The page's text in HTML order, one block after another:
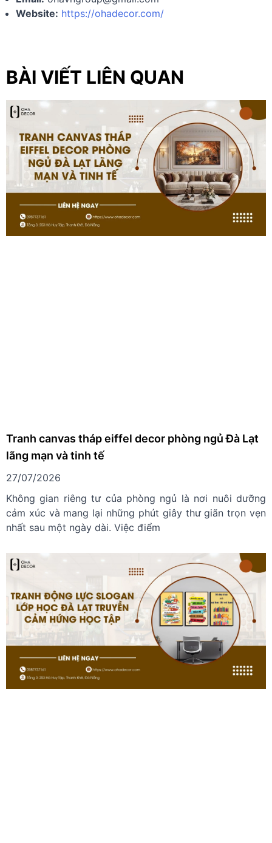
Website: https://ohadecor.com/
BÀI VIẾT LIÊN QUAN
Tranh canvas tháp eiffel decor phòng ngủ Đà Lạt
lãng mạn và tinh tế
27/07/2026
Không gian riêng tư của phòng ngủ là nơi nuôi dưỡng
cảm xúc và mang lại những phút giây thư giãn trọn vẹn
nhất sau một ngày dài. Việc điểm